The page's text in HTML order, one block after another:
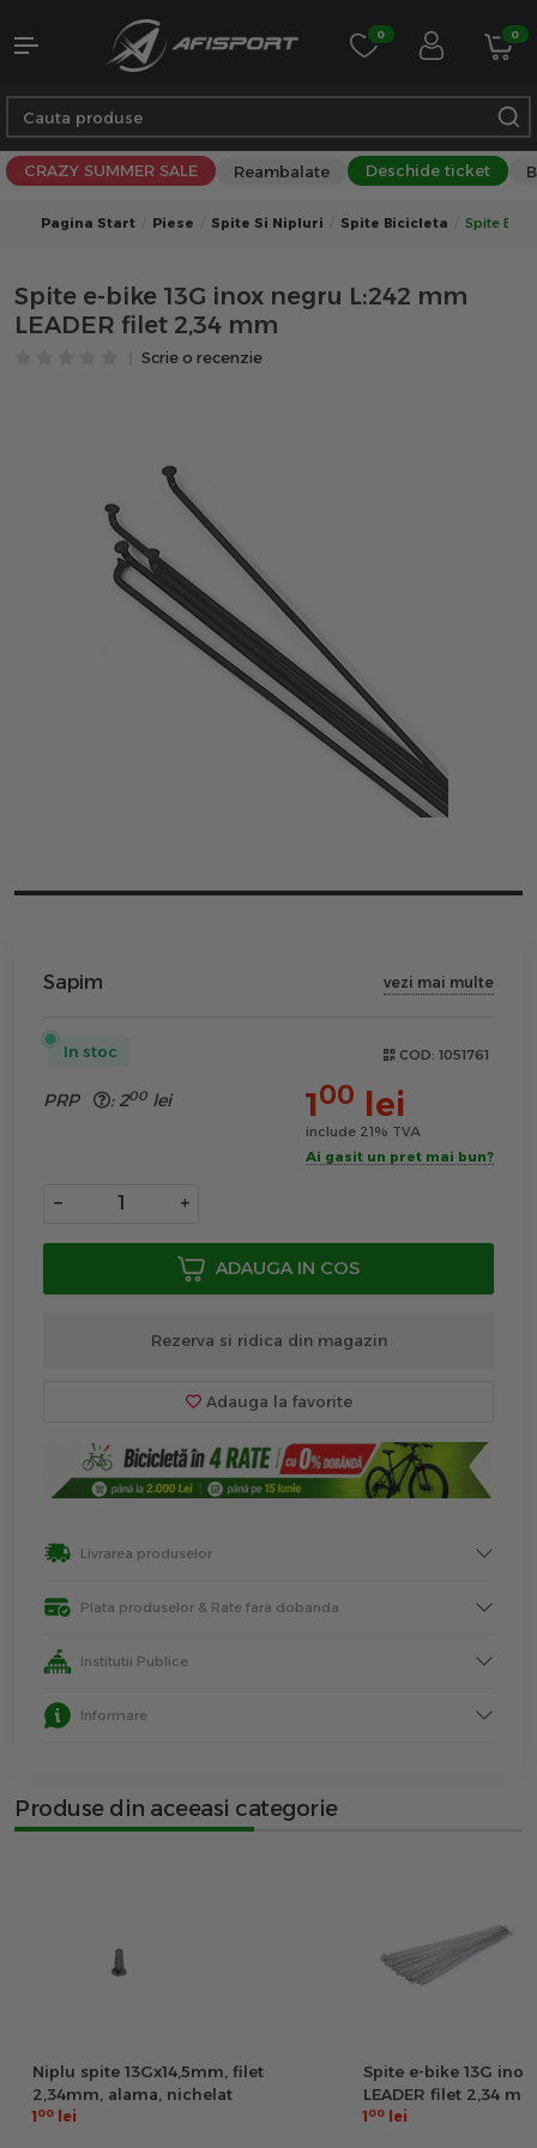
0 0
CRAZY SUMMER SALE Reambalate Deschide ticket
Pagina Start Piese Spite Si Nipluri Spite Bicicleta Spite E-
Spite e-bike 13G inox negru L:242 mm
LEADER filet 2,34 mm
Scrie o recenzie
Sapim vezi mai multe
In stoc COD: 1051761
PRP :200 lei 100 lei
include 21% TVA
Ai gasit un pret mai bun?
− +
ADAUGA IN COS
Rezerva si ridica din magazin
Adauga la favorite
Livrarea produselor
Plata produselor & Rate fara dobanda
Institutii Publice
Informare
Produse din aceeasi categorie
Niplu spite 13Gx14,5mm, filet
2,34mm, alama, nichelat
100 lei
Spite e-bike 13G
LEADER filet 2,34 mm
100 lei